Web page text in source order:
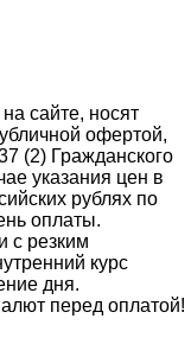
сайте, носят
офертой,
(2) Гражданского
указания цен в
рублях по
оплаты.
с резким
курс
дня.
перед оплатой!